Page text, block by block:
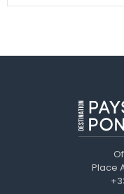
Place